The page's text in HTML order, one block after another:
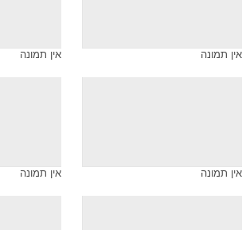
אין תמונה אין תמונה
אין תמונה אין תמונה